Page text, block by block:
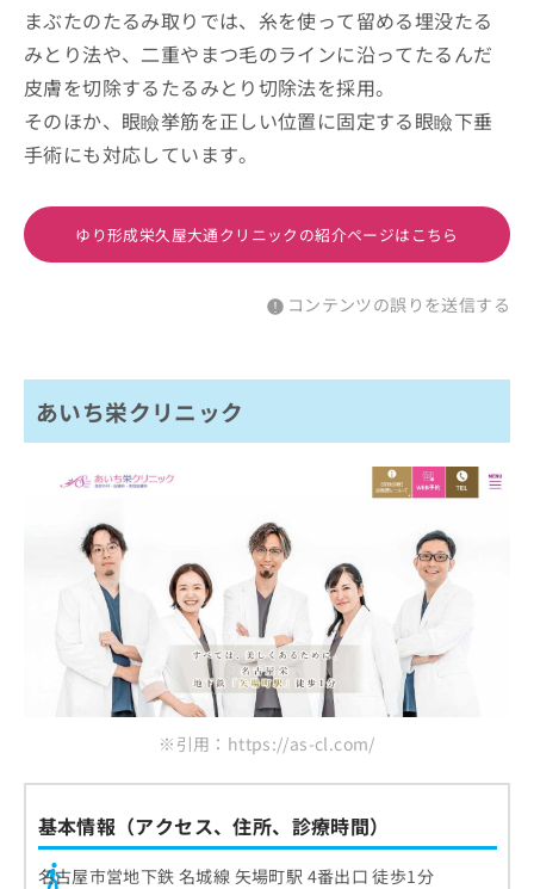
まぶたのたるみ取りでは、糸を使って留める埋没たる
みとり法や、二重やまつ毛のラインに沿ってたるんだ
皮膚を切除するたるみとり切除法を採用。
そのほか、眼瞼挙筋を正しい位置に固定する眼瞼下垂
手術にも対応しています。
ゆり形成栄久屋大通クリニックの紹介ページはこちら
コンテンツの誤りを送信する
あいち栄クリニック
※引用：https://as-cl.com/
基本情報（アクセス、住所、診療時間）
名古屋市営地下鉄 名城線 矢場町駅 4番出口 徒歩1分